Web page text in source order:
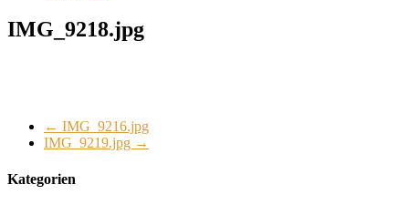
IMG_9218.jpg
← IMG_9216.jpg
IMG_9219.jpg →
Kategorien